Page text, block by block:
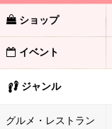
ショップ
イベント
ジャンル
グルメ・レストラン